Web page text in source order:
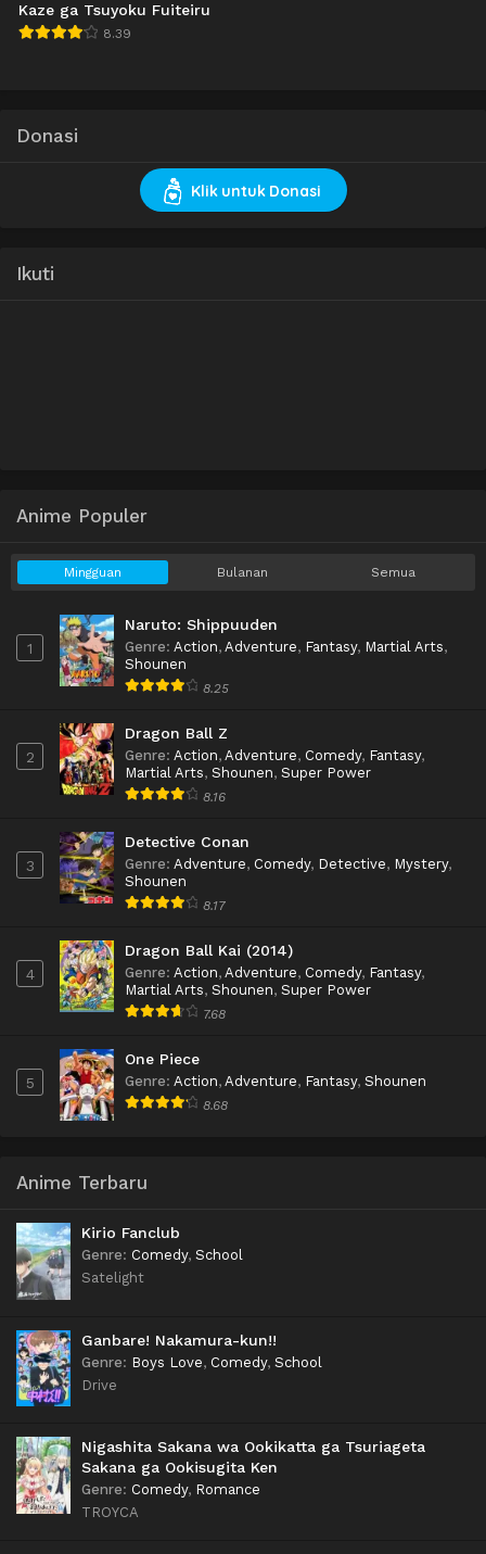
Kaze ga Tsuyoku Fuiteiru
8.39
Donasi
Klik untuk Donasi
Ikuti
Anime Populer
Mingguan Bulanan Semua
1
Naruto: Shippuuden
Genre: Action, Adventure, Fantasy, Martial Arts,
Shounen
8.25
2
Dragon Ball Z
Genre: Action, Adventure, Comedy, Fantasy,
Martial Arts, Shounen, Super Power
8.16
3
Detective Conan
Genre: Adventure, Comedy, Detective, Mystery,
Shounen
8.17
4
Dragon Ball Kai (2014)
Genre: Action, Adventure, Comedy, Fantasy,
Martial Arts, Shounen, Super Power
7.68
5
One Piece
Genre: Action, Adventure, Fantasy, Shounen
8.68
Anime Terbaru
Kirio Fanclub
Genre: Comedy, School
Satelight
Ganbare! Nakamura-kun!!
Genre: Boys Love, Comedy, School
Drive
Nigashita Sakana wa Ookikatta ga Tsuriageta
Sakana ga Ookisugita Ken
Genre: Comedy, Romance
TROYCA